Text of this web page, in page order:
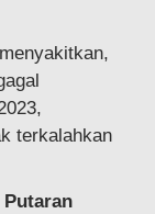
terkalahkan
Putaran